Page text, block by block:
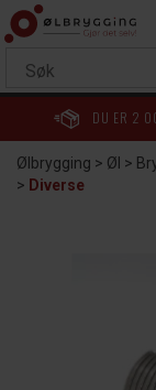
DU ER 2
Ølbrygging>Øl >
> Diverse